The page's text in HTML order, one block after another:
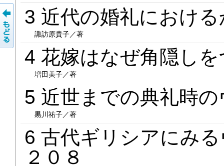
3 近代の婚礼におけ
諏訪原貴子／著
4 花嫁はなぜ角隠し
増田美子／著
5 近世までの典礼時
黒川祐子／著
6 古代ギリシアにみ
２０８